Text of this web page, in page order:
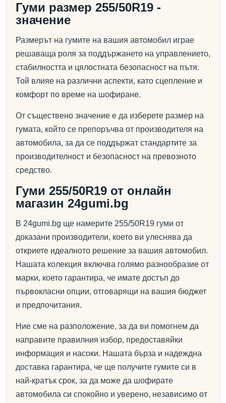
Гуми размер 255/50R19 -
значение
Размерът на гумите на вашия автомобил играе
решаваща роля за поддържането на управлението,
стабилността и цялостната безопасност на пътя.
Той влияе на различни аспекти, като сцепление и
комфорт по време на шофиране.
От съществено значение е да изберете размер на
гумата, който се препоръчва от производителя на
автомобила, за да се поддържат стандартите за
производителност и безопасност на превозното
средство.
Гуми 255/50R19 от онлайн
магазин 24gumi.bg
В 24gumi.bg ще намерите 255/50R19 гуми от
доказани производители, което ви улеснява да
откриете идеалното решение за вашия автомобил.
Нашата колекция включва голямо разнообразие от
марки, което гарантира, че имате достъп до
първокласни опции, отговарящи на вашия бюджет
и предпочитания.
Ние сме на разположение, за да ви помогнем да
направите правилния избор, предоставяйки
информация и насоки. Нашата бърза и надеждна
доставка гарантира, че ще получите гумите си в
най-кратък срок, за да може да шофирате
автомобила си спокойно и уверено, независимо от